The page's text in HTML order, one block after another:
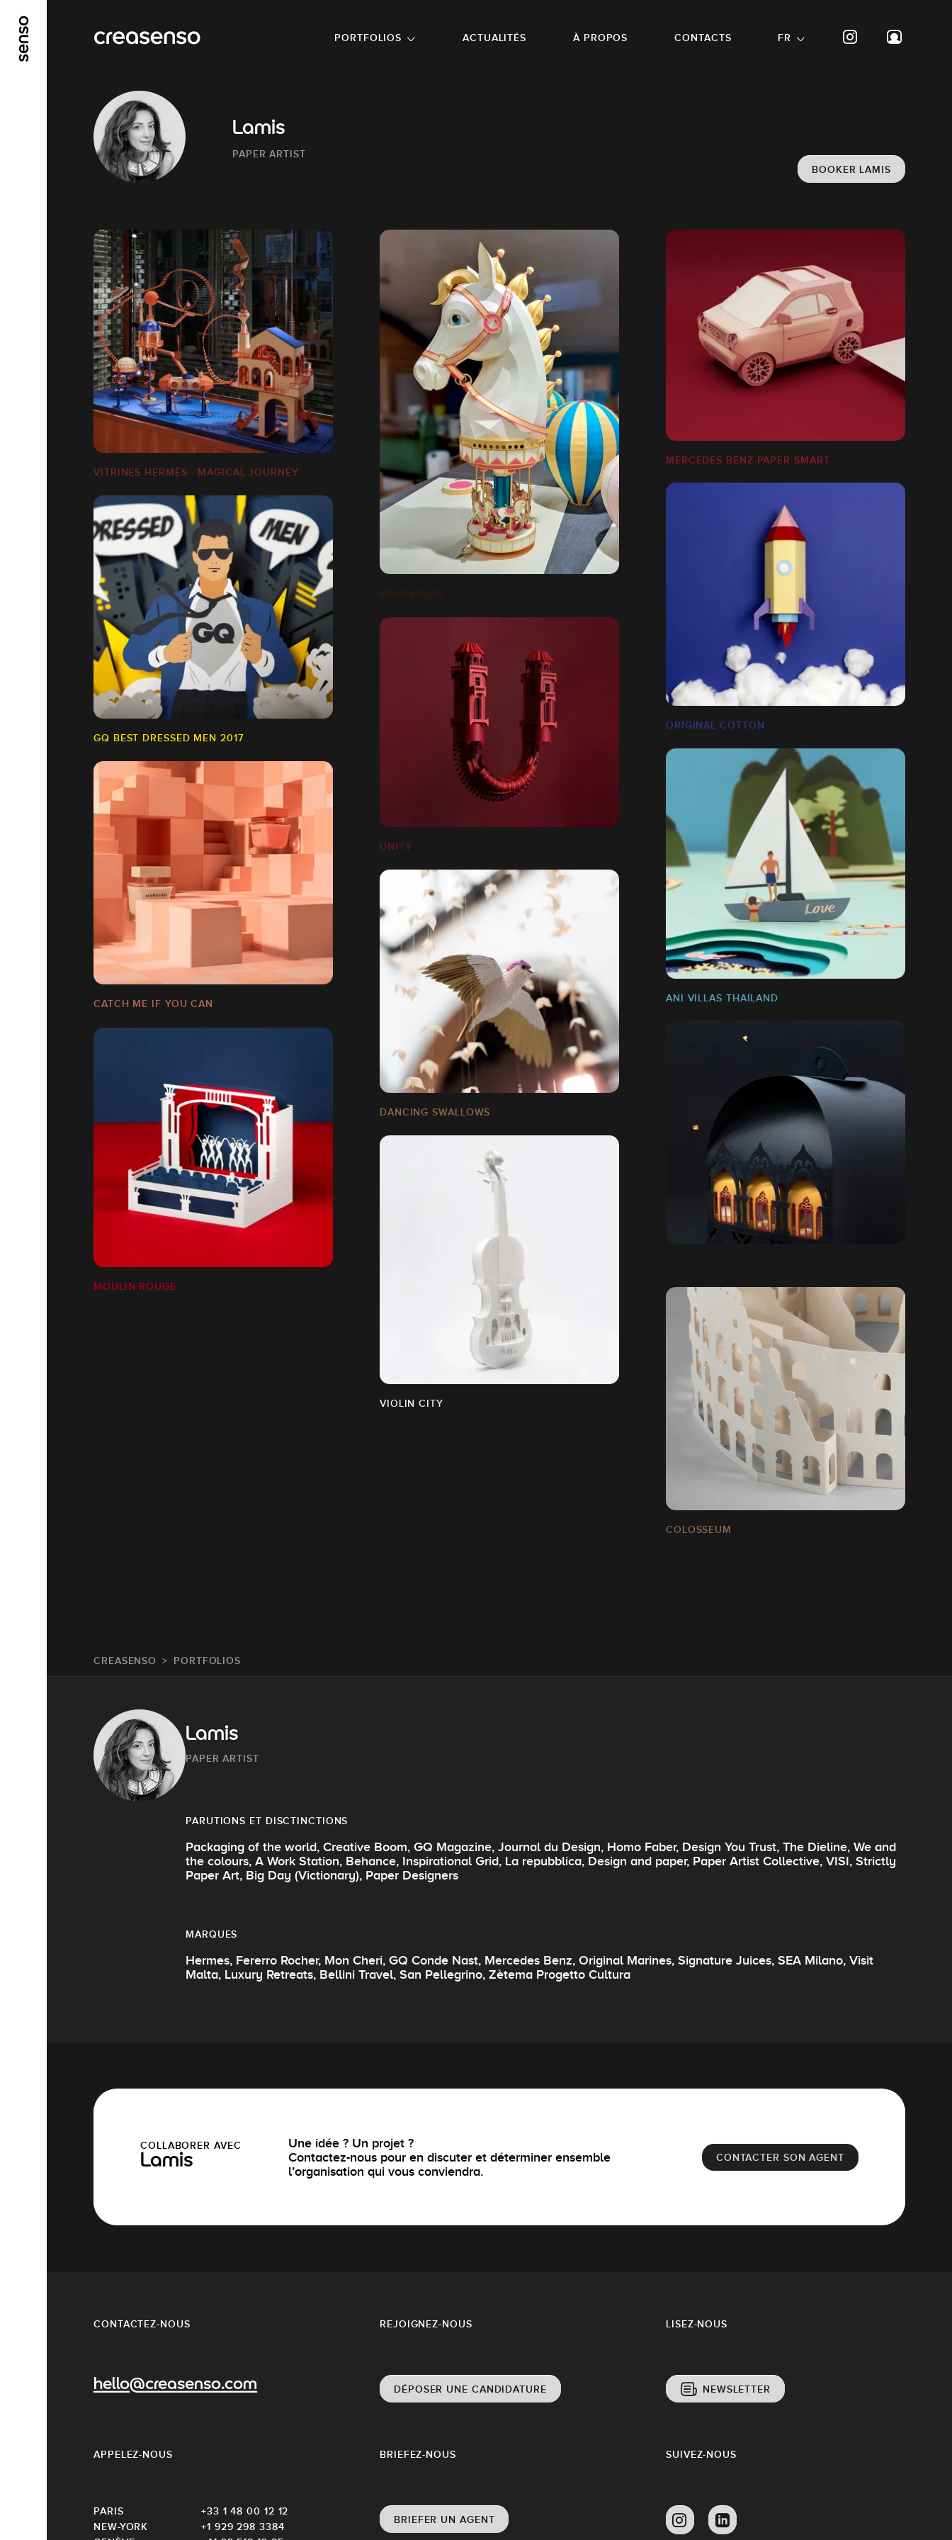
PORTFOLIOS
ACTUALITÉS À PROPOS CONTACTS FR
Lamis
PAPER ARTIST
BOOKER LAMIS
VITRINES HERMÈS - MAGICAL JOURNEY
MERAVIGLIA
MERCEDES BENZ-PAPER SMART
ORIGINAL COTTON
GQ BEST DRESSED MEN 2017
UNITY
ANI VILLAS THAILAND
CATCH ME IF YOU CAN
DANCING SWALLOWS
MOULIN ROUGE
VIOLIN CITY
COLOSSEUM
CREASENSO PORTFOLIOS
Lamis
PAPER ARTIST
PARUTIONS ET DISCTINCTIONS
Packaging of the world, Creative Boom, GQ Magazine, Journal du Design, Homo Faber, Design You Trust, The Dieline, We and
the colours, A Work Station, Behance, Inspirational Grid, La repubblica, Design and paper, Paper Artist Collective, VISI, Strictly
Paper Art, Big Day (Victionary), Paper Designers
MARQUES
Hermes, Fererro Rocher, Mon Cheri, GQ Conde Nast, Mercedes Benz, Original Marines, Signature Juices, SEA Milano, Visit
Malta, Luxury Retreats, Bellini Travel, San Pellegrino, Zètema Progetto Cultura
COLLABORER AVEC
Lamis
Une idée ? Un projet ?
Contactez-nous pour en discuter et déterminer ensemble
l’organisation qui vous conviendra.
CONTACTER SON AGENT
CONTACTEZ-NOUS
hello@creasenso.com
REJOIGNEZ-NOUS
DÉPOSER UNE CANDIDATURE
LISEZ-NOUS
NEWSLETTER
APPELEZ-NOUS
PARIS
+33 1 48 00 12 12
NEW-YORK
+1 929 298 3384
BRIEFEZ-NOUS
BRIEFER UN AGENT
SUIVEZ-NOUS